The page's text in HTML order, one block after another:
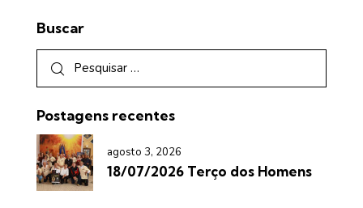
Buscar
Postagens recentes
agosto 3, 2026
18/07/2026 Terço dos Homens